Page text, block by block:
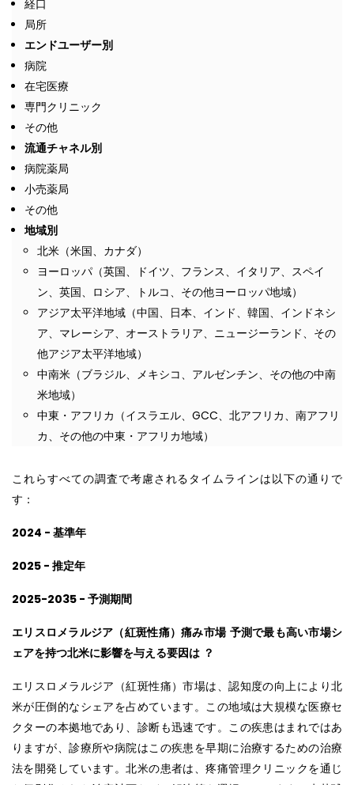
経口
局所
エンドユーザー別
病院
在宅医療
専門クリニック
その他
流通チャネル別
病院薬局
小売薬局
その他
地域別
北米（米国、カナダ）
ヨーロッパ（英国、ドイツ、フランス、イタリア、スペイ
ン、英国、ロシア、トルコ、その他ヨーロッパ地域）
アジア太平洋地域（中国、日本、インド、韓国、インドネシ
ア、マレーシア、オーストラリア、ニュージーランド、その
他アジア太平洋地域）
中南米（ブラジル、メキシコ、アルゼンチン、その他の中南
米地域）
中東・アフリカ（イスラエル、GCC、北アフリカ、南アフリ
カ、その他の中東・アフリカ地域）
これらすべての調査で考慮されるタイムラインは以下の通りで
す：
2024 - 基準年
2025 - 推定年
2025-2035 - 予測期間
エリスロメラルジア（紅斑性痛）痛み市場 予測で最も高い市場シ
ェアを持つ北米に影響を与える要因は ？
エリスロメラルジア（紅斑性痛）市場は、認知度の向上により北
米が圧倒的なシェアを占めています。この地域は大規模な医療セ
クターの本拠地であり、診断も迅速です。この疾患はまれではあ
りますが、診療所や病院はこの疾患を早期に治療するための治療
法を開発しています。北米の患者は、疼痛管理クリニックを通じ